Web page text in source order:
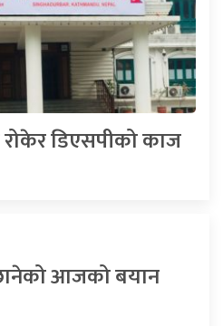
डिएसपीको काज
आजको बयान